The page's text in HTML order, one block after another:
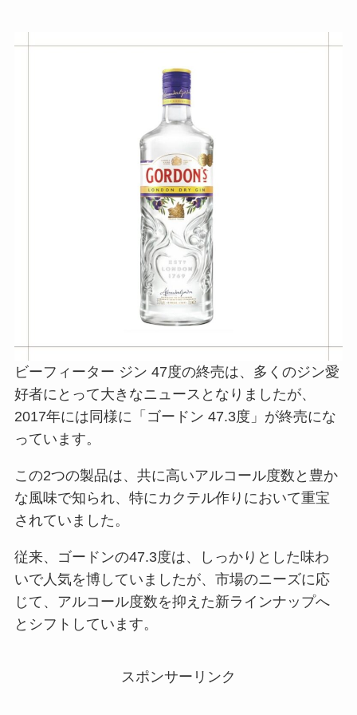
ビーフィーター ジン 47度の終売は、多くのジン愛
好者にとって大きなニュースとなりましたが、
2017年には同様に「ゴードン 47.3度」が終売にな
っています。
この2つの製品は、共に高いアルコール度数と豊か
な風味で知られ、特にカクテル作りにおいて重宝
されていました。
従来、ゴードンの47.3度は、しっかりとした味わ
いで人気を博していましたが、市場のニーズに応
じて、アルコール度数を抑えた新ラインナップへ
とシフトしています。
スポンサーリンク